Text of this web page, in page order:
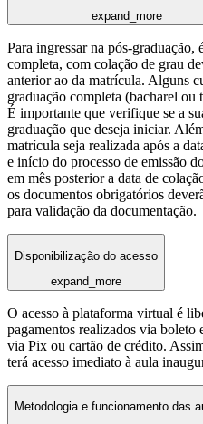
expand_more
Para ingressar na pós-graduação,
completa, com colação de grau
anterior ao da matrícula. Alguns
graduação completa (bacharel
É importante que verifique se a
graduação que deseja iniciar.
matrícula seja realizada após a
e início do processo de emissão
em mês posterior a data de
os documentos obrigatórios
para validação da documentação.
Disponibilização do acesso
expand_more
O acesso à plataforma virtual é
pagamentos realizados via boleto
via Pix ou cartão de crédito.
terá acesso imediato à aula
Metodologia e funcionamento das